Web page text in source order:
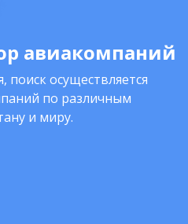
авиакомпаний
осуществляется
по различным
и миру.